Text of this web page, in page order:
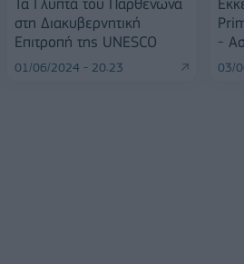
στη Διακυβερνητική
Επιτροπή της UNESCO
01/06/2024 - 20:23
-
03/